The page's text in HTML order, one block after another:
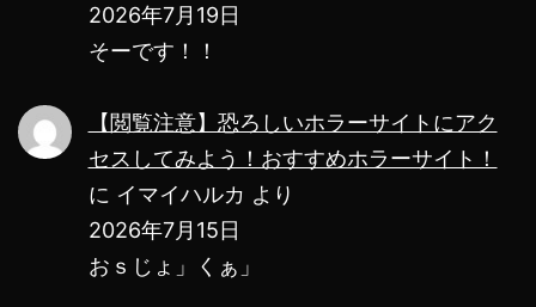
2026年7月19日
そーです！！
【閲覧注意】恐ろしいホラーサイトにアク
セスしてみよう！おすすめホラーサイト！
に イマイハルカ より
2026年7月15日
おｓじょ」くぁ」